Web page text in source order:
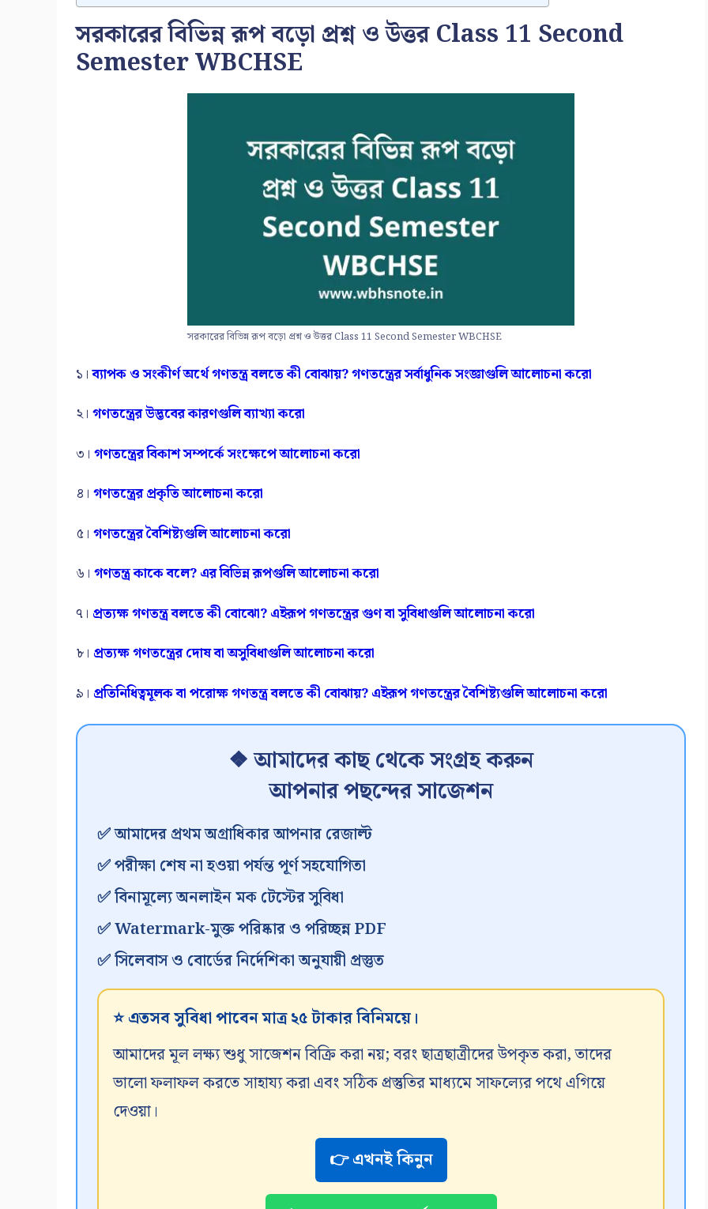
সরকারের বিভিন্ন রূপ বড়ো প্রশ্ন ও উত্তর Class 11 Second
Semester WBCHSE
সরকারের বিভিন্ন রূপ বড়ো প্রশ্ন ও উত্তর Class 11 Second Semester WBCHSE
১।ব্যাপক ও সংকীর্ণ অর্থে গণতন্ত্র বলতে কী বোঝায়? গণতন্ত্রের সর্বাধুনিক সংজ্ঞাগুলি আলোচনা করো
২। গণতন্ত্রের উদ্ভবের কারণগুলি ব্যাখ্যা করো
৩। গণতন্ত্রের বিকাশ সম্পর্কে সংক্ষেপে আলোচনা করো
৪। গণতন্ত্রের প্রকৃতি আলোচনা করো
৫। গণতন্ত্রের বৈশিষ্ট্যগুলি আলোচনা করো
৬। গণতন্ত্র কাকে বলে? এর বিভিন্ন রূপগুলি আলোচনা করো
৭। প্রত্যক্ষ গণতন্ত্র বলতে কী বোঝো? এইরূপ গণতন্ত্রের গুণ বা সুবিধাগুলি আলোচনা করো
৮। প্রত্যক্ষ গণতন্ত্রের দোষ বা অসুবিধাগুলি আলোচনা করো
৯। প্রতিনিধিত্বমূলক বা পরোক্ষ গণতন্ত্র বলতে কী বোঝায়? এইরূপ গণতন্ত্রের বৈশিষ্ট্যগুলি আলোচনা করো
❖ আমাদের কাছ থেকে সংগ্রহ করুন
আপনার পছন্দের সাজেশন
✅ আমাদের প্রথম অগ্রাধিকার আপনার রেজাল্ট
✅ পরীক্ষা শেষ না হওয়া পর্যন্ত পূর্ণ সহযোগিতা
✅ বিনামূল্যে অনলাইন মক টেস্টের সুবিধা
✅ Watermark-মুক্ত পরিষ্কার ও পরিচ্ছন্ন PDF
✅ সিলেবাস ও বোর্ডের নির্দেশিকা অনুযায়ী প্রস্তুত
⭐ এতসব সুবিধা পাবেন মাত্র ২৫ টাকার বিনিময়ে।
আমাদের মূল লক্ষ্য শুধু সাজেশন বিক্রি করা নয়; বরং ছাত্রছাত্রীদের উপকৃত করা, তাদের
ভালো ফলাফল করতে সাহায্য করা এবং সঠিক প্রস্তুতির মাধ্যমে সাফল্যের পথে এগিয়ে
দেওয়া।
👉 এখনই কিনুন